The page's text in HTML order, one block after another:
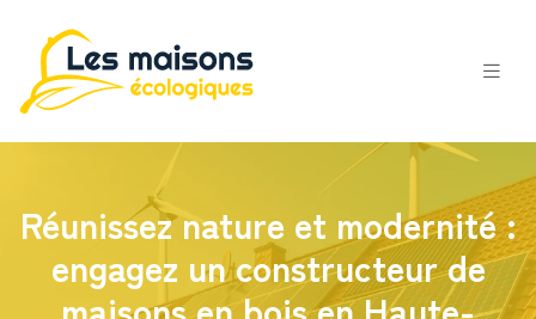
Réunissez nature et modernité :
engagez un constructeur de